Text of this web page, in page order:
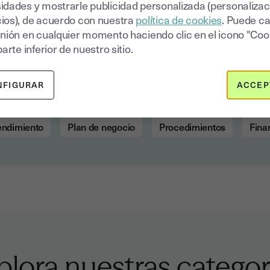
nuestras
Plan de negocio Procedimientos
y mostrarle publicidad personalizada
de acuerdo con nuestrapolítica de cookies. Puede
en cualquier momento haciendo clic en el icono
inferior de nuestro sitio.